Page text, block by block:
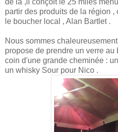
de là ,il conçoit le 25 miles
partir des produits de la région
le boucher local , Alan Bartlet .
Nous sommes
propose de prendre un verre
coin d'une grande cheminée :
un whisky Sour pour Nico .